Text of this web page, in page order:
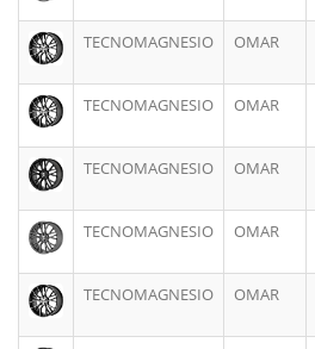
TECNOMAGNESIO OMAR
TECNOMAGNESIO OMAR
TECNOMAGNESIO OMAR
TECNOMAGNESIO OMAR
TECNOMAGNESIO OMAR